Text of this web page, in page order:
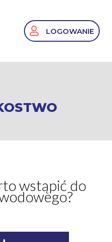
LOGOWANIE
wstąpić do